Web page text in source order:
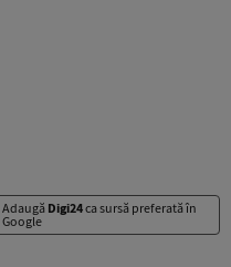
Adaugă Digi24ca sursă preferată în
Google